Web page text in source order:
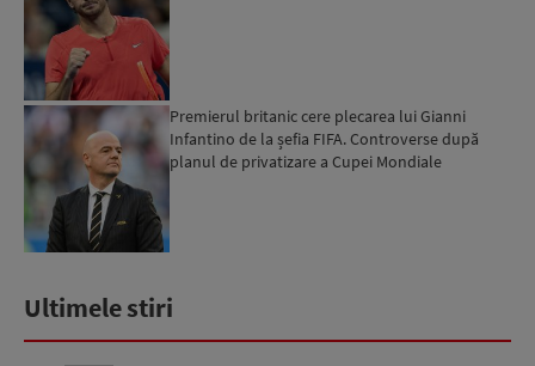
Premierul britanic cere plecarea lui Gianni
Infantino de la șefia FIFA. Controverse după
planul de privatizare a Cupei Mondiale
Ultimele stiri